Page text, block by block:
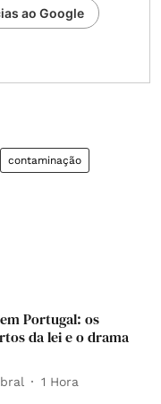
ao Google
contaminação
Portugal: os
da lei e o drama
1 Hora